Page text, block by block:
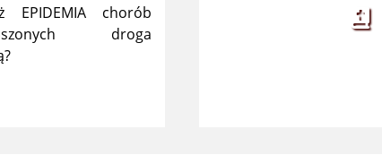
EPIDEMIA chorób
droga